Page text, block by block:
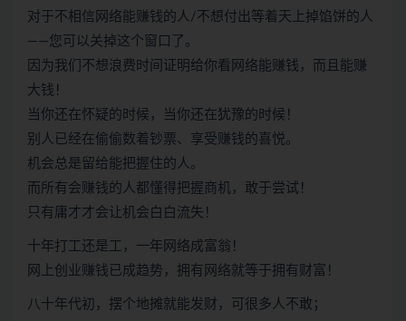
对于不相信网络能赚钱的人/不想付出等着天上掉馅饼的人
——您可以关掉这个窗口了。
因为我们不想浪费时间证明给你看网络能赚钱，而且能赚
大钱！
当你还在怀疑的时候，当你还在犹豫的时候！
别人已经在偷偷数着钞票、享受赚钱的喜悦。
机会总是留给能把握住的人。
而所有会赚钱的人都懂得把握商机，敢于尝试！
只有庸才才会让机会白白流失！
十年打工还是工，一年网络成富翁！
网上创业赚钱已成趋势，拥有网络就等于拥有财富！
八十年代初，摆个地摊就能发财，可很多人不敢；